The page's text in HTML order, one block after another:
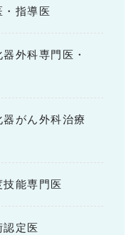
指導医
外科専門医・
がん外科治療
能専門医
定医